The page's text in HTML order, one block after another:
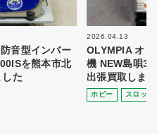
音型インバー
を熊本市北
した
2026.04.13
OLYMPIA オ
機 NEW島唄
出張買取しま
ホビー スロット